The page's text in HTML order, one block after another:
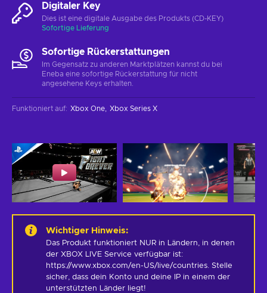
Digitaler Key
Dies ist eine digitale Ausgabe des Produkts (CD-KEY)
Sofortige Lieferung
Sofortige Rückerstattungen
Im Gegensatz zu anderen Marktplätzen kannst du bei
Eneba eine sofortige Rückerstattung für nicht
angesehene Keys erhalten.
Funktioniert auf: Xbox One Xbox Series X
Wichtiger Hinweis:
Das Produkt funktioniert NUR in Ländern, in denen
der XBOX LIVE Service verfügbar ist:
https://www.xbox.com/en-US/live/countries. Stelle
sicher, dass dein Konto und deine IP in einem der
unterstützten Länder liegt!